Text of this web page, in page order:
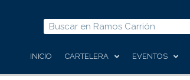
INICIO CARTELERA EVENTOS